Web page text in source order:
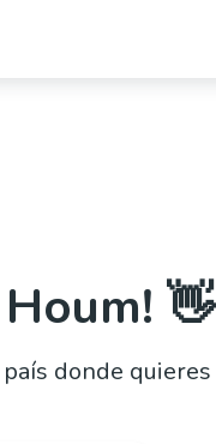
👋
donde quieres